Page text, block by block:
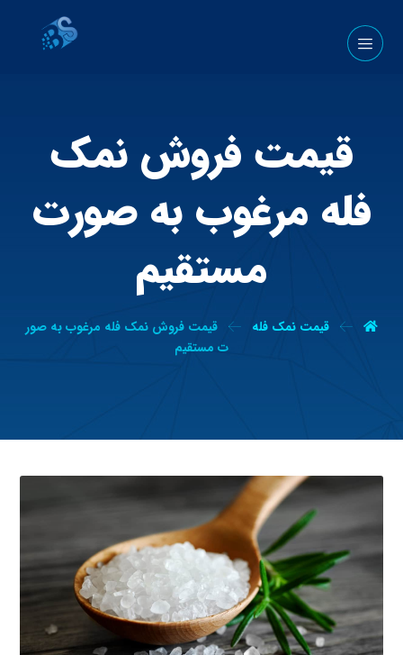
قیمت فروش نمک
فله مرغوب به صورت
مستقیم
قیمت نمک فله
قیمت فروش نمک فله مرغوب به صور
ت مستقیم